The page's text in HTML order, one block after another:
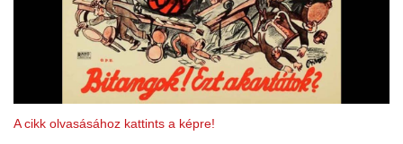
A cikk olvasásához kattints a képre!